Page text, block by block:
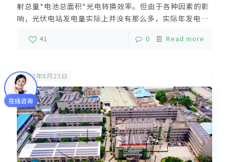
射总量*电池总面积*光电转换效率。但由于各种因素的影
响，光伏电站发电量实际上并没有那么多，实际年发电量
=理论年发电量*实际发电效率。那么影响太阳能光伏电站
发电量的因素有哪些？今天科盛小编给大家讲一讲分布式
41 0 Read more
2022年8月25日